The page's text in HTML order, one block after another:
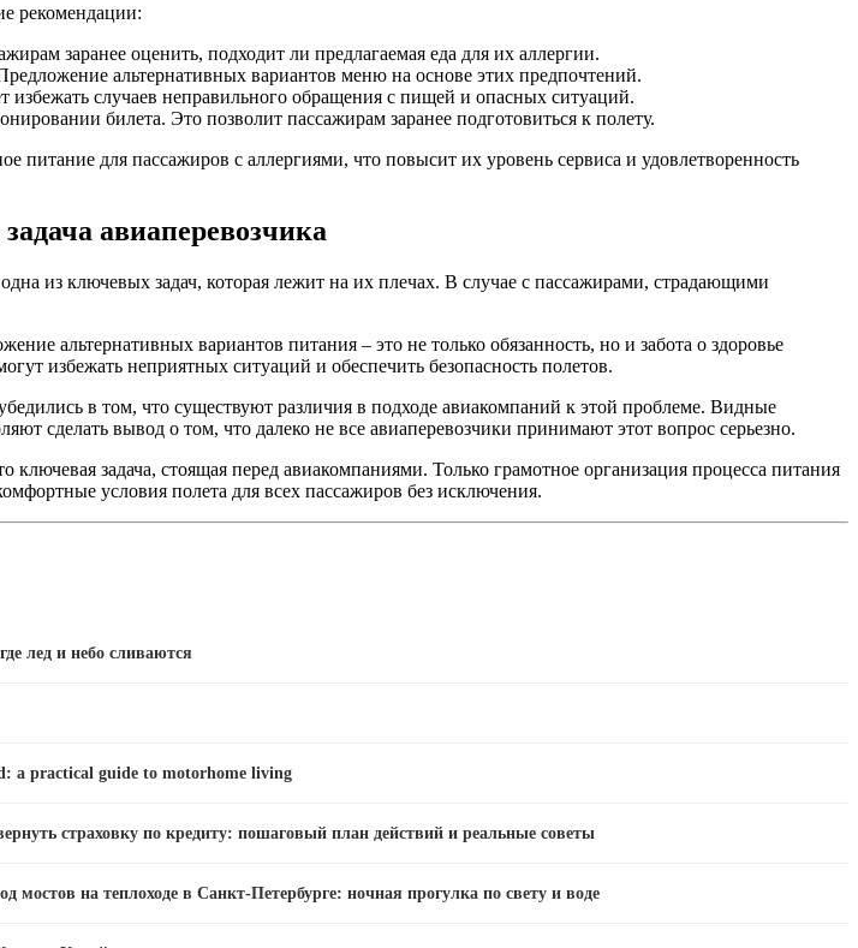
рекомендации:
заранее оценить, подходит ли предлагаемая еда для их аллергии.
альтернативных вариантов меню на основе этих предпочтений.
случаев неправильного обращения с пищей и опасных ситуаций.
билета. Это позволит пассажирам заранее подготовиться к полету.
для пассажиров с аллергиями, что повысит их уровень сервиса и удовлетворенность
авиаперевозчика
из ключевых задач, которая лежит на их плечах. В случае с пассажирами, страдающими
альтернативных вариантов питания – это не только обязанность, но и забота о здоровье
избежать неприятных ситуаций и обеспечить безопасность полетов.
в том, что существуют различия в подходе авиакомпаний к этой проблеме. Видные
сделать вывод о том, что далеко не все авиаперевозчики принимают этот вопрос серьезно.
задача, стоящая перед авиакомпаниями. Только грамотное организация процесса питания
условия полета для всех пассажиров без исключения.
лед и небо сливаются
a practical guide to motorhome living
страховку по кредиту: пошаговый план действий и реальные советы
мостов на теплоходе в Санкт-Петербурге: ночная прогулка по свету и воде